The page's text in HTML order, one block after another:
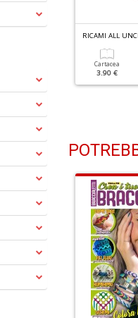
Digitale
RICAMI ALL
Cartacea
3.90 €